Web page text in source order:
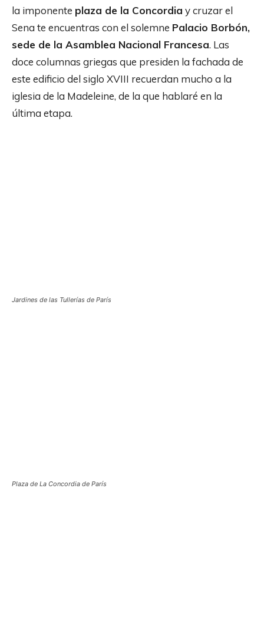
la imponente plaza de la Concordia y cruzar el
Sena te encuentras con el solemne Palacio Borbón,
sede de la Asamblea Nacional Francesa. Las
doce columnas griegas que presiden la fachada de
este edificio del siglo XVIII recuerdan mucho a la
iglesia de la Madeleine, de la que hablaré en la
última etapa.
Jardines de las Tullerías de París
Plaza de La Concordia de París